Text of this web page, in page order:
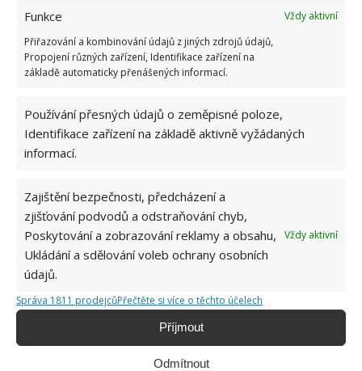
Funkce
Vždy aktivní
Přiřazování a kombinování údajů z jiných zdrojů údajů,
Propojení různých zařízení, Identifikace zařízení na
základě automaticky přenášených informací.
Používání přesných údajů o zeměpisné poloze,
Identifikace zařízení na základě aktivně vyžádaných
informací.
Zajištění bezpečnosti, předcházení a
zjišťování podvodů a odstraňování chyb,
Poskytování a zobrazování reklamy a obsahu,
Ukládání a sdělování voleb ochrany osobních
údajů.
Vždy aktivní
Správa 1811 prodejcůPřečtěte si více o těchto účelech
Příjmout
Odmítnout
KOMENTOVAT
Jiří Kolář
Absolvent České zemědělské
univerzity, který je již od malička
velkým kutilem. V podstatě vše, co je
Hrabání děr na zahradě je chování psího
detektiva. Jedním z důvodů může být i
přítomnost škůdců